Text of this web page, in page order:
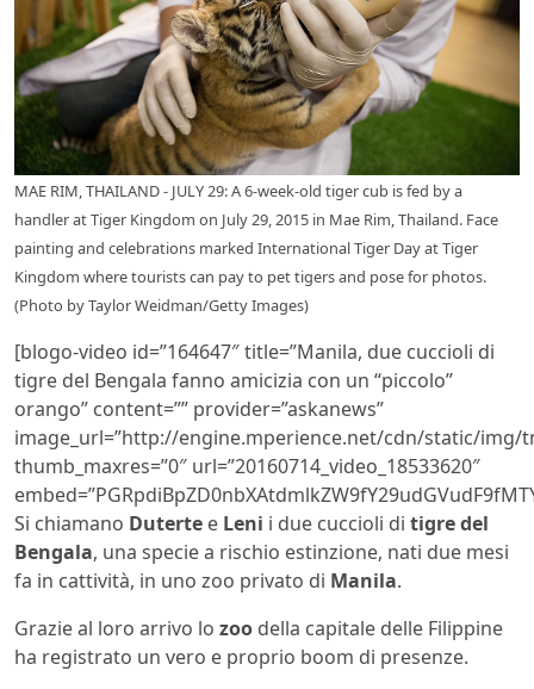
MAE RIM, THAILAND - JULY 29: A 6-week-old tiger cub is fed by a
handler at Tiger Kingdom on July 29, 2015 in Mae Rim, Thailand. Face
painting and celebrations marked International Tiger Day at Tiger
Kingdom where tourists can pay to pet tigers and pose for photos.
(Photo by Taylor Weidman/Getty Images)
[blogo-video id=”164647″ title=”Manila, due cuccioli di
tigre del Bengala fanno amicizia con un “piccolo”
orango” content=”” provider=”askanews”
image_url=”http://engine.mperience.net/cdn/static/img/
thumb_maxres=”0″ url=”20160714_video_18533620″
Si chiamano Duterte e Leni i due cuccioli di tigre del
Bengala, una specie a rischio estinzione, nati due mesi
fa in cattività, in uno zoo privato di Manila.
Grazie al loro arrivo lo zoo della capitale delle Filippine
ha registrato un vero e proprio boom di presenze.